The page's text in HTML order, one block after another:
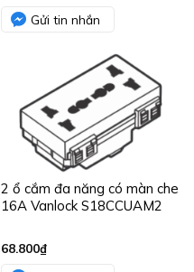
Gửi tin nhắn
2 ổ cắm đa năng có màn che
16A Vanlock S18CCUAM2
68.800₫